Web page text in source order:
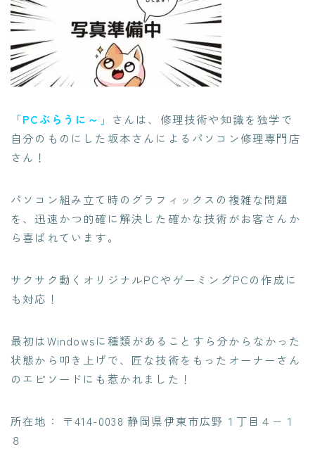
「PCぶらうに～」 さんは、修理技術や知識を独学で
自分のものにした坂本さんによるパソコン修理専門店
さん！
パソコン組み立て時のグラフィックスの複雑な問題
を、迅速かつ的確に解決した確かな技術がお客さんか
ら喜ばれています。
サクサク動く オリジナルPCやゲーミングPCの作成に
も対応 ！
最初はWindowsに種類があることすら分からなかった
状態から叩き上げで、匠な技術をもった オーナーさん
のエピソードにも惹かれました ！
所在地： 〒414-0038 静岡県伊東市広野１丁目４−１
８